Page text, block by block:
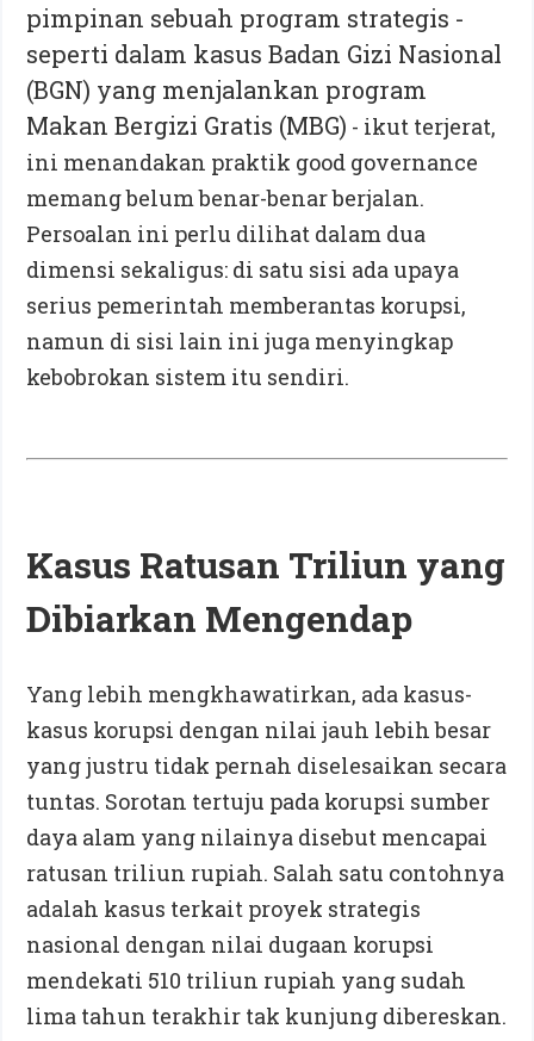
pimpinan sebuah program strategis -
seperti dalam kasus Badan Gizi Nasional
(BGN) yang menjalankan program
Makan Bergizi Gratis (MBG) - ikut terjerat,
ini menandakan praktik good governance
memang belum benar-benar berjalan.
Persoalan ini perlu dilihat dalam dua
dimensi sekaligus: di satu sisi ada upaya
serius pemerintah memberantas korupsi,
namun di sisi lain ini juga menyingkap
kebobrokan sistem itu sendiri.
Kasus Ratusan Triliun yang
Dibiarkan Mengendap
Yang lebih mengkhawatirkan, ada kasus-
kasus korupsi dengan nilai jauh lebih besar
yang justru tidak pernah diselesaikan secara
tuntas. Sorotan tertuju pada korupsi sumber
daya alam yang nilainya disebut mencapai
ratusan triliun rupiah. Salah satu contohnya
adalah kasus terkait proyek strategis
nasional dengan nilai dugaan korupsi
mendekati 510 triliun rupiah yang sudah
lima tahun terakhir tak kunjung dibereskan.